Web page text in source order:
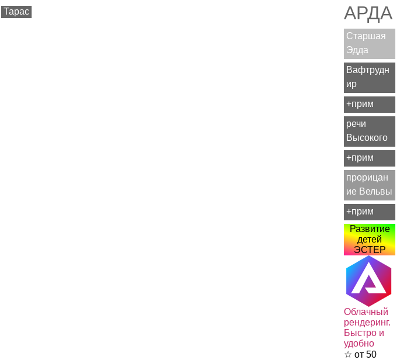
АРДА
Старшая
Эдда
Вафтрудн
ир
+прим
речи
Высокого
+прим
прорицан
ие Вельвы
+прим
Развитие
детей
ЭСТЕР
Облачный
рендеринг.
Быстро и
удобно
☆ от 50
Тарас